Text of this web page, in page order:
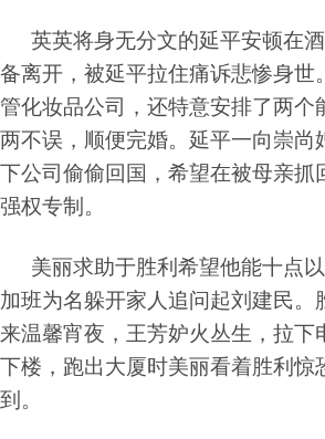
英英将身无分文的延平安顿在
备离开，被延平拉住痛诉悲惨身
管化妆品公司，还特意安排了两
两不误，顺便完婚。延平一向崇
下公司偷偷回国，希望在被母亲
强权专制。
美丽求助于胜利希望他能十点
加班为名躲开家人追问起刘建民
来温馨宵夜，王芳妒火丛生，拉
下楼，跑出大厦时美丽看着胜利
到。